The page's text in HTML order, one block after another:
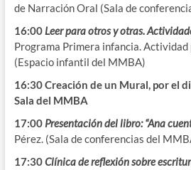
de Narración Oral (Sala de
16:00Leer para otros y otras.
Programa Primera infancia.
(Espacio infantil del MMBA)
16:30 Creación de un Mural, por el
Sala del MMBA
17:00 Presentación del libro: “Ana
Pérez. (Sala de conferencias del
17:30Clínica de reflexión sobre